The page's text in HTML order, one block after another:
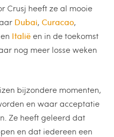
Crusj heeft ze al mooie
Dubai, Curacao,
en Italiëen in de toekomst
nog meer losse weken
bijzondere momenten,
en waar acceptatie
Ze heeft geleerd dat
en dat iedereen een